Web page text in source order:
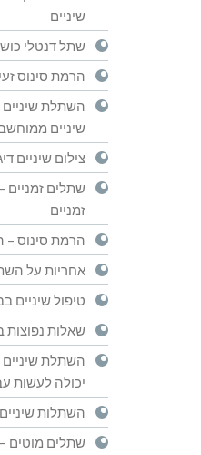
שיניים
שתל דנטלי
הרמת סינוס
השתלת
שיניים
צילום שיניים
שתלים זמניים
זמניים
הרמת סינוס
אחריות על
טיפול שיניים
שאלות נפוצות
השתלת
יכולה לעשות
השתלות
שתלים מוטים